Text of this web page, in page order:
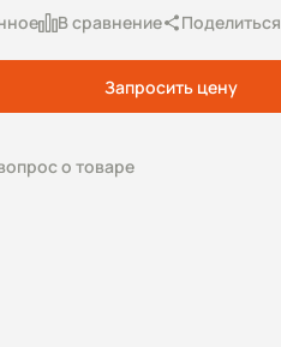
В сравнение Поделиться
Запросить цену
о товаре